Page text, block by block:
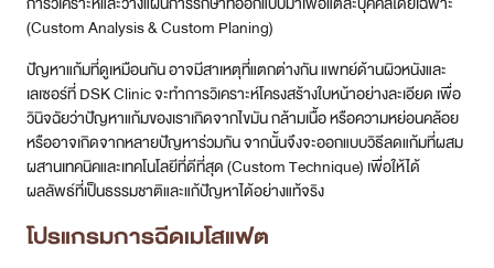
(Custom Analysis & Custom Planing)
ปัญหาแก้มที่ดูเหมือนกัน อาจมีสาเหตุที่แตกต่างกัน แพทย์ด้านผิวหนังและ
เลเซอร์ที่ DSK Clinic จะทำการวิเคราะห์โครงสร้างใบหน้าอย่างละเอียด เพื่อ
วินิจฉัยว่าปัญหาแก้มของเราเกิดจากไขมัน กล้ามเนื้อ หรือความหย่อนคล้อย
หรืออาจเกิดจากหลายปัญหาร่วมกัน จากนั้นจึงจะออกแบบวิธีลดแก้มที่ผสม
ผสานเทคนิคและเทคโนโลยีที่ดีที่สุด (Custom Technique) เพื่อให้ได้
ผลลัพธ์ที่เป็นธรรมชาติและแก้ปัญหาได้อย่างแท้จริง
โปรแกรมการฉีดเมโสแฟต